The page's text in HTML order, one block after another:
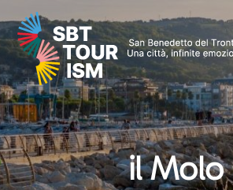
Skip
to
main
content
il Molo